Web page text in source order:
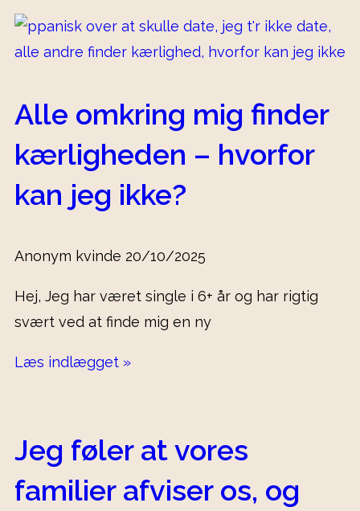
Alle omkring mig finder
kærligheden – hvorfor
kan jeg ikke?
Anonym kvinde 20/10/2025
Hej, Jeg har været single i 6+ år og har rigtig
svært ved at finde mig en ny
Læs indlægget »
Jeg føler at vores
familier afviser os, og